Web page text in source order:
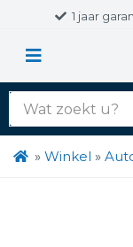
1 jaar
Zoek
naar:
» Winkel »